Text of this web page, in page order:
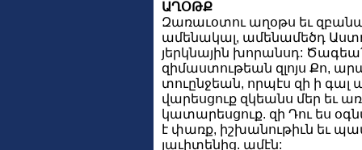
ԱՂՕԹՔ
Զառաւօտու աղօթս եւ
ամենակալ, ամենամեծդ
յերկնային խորանսդ:
զիմաստութեան զլոյս Քո,
տուընջեան, որպէս զի ի գալ
վարեսցուք զկեանս մեր եւ
կատարեսցուք. զի Դու ես
է փառք, իշխանութիւն եւ
յաւիտենից. ամէն: